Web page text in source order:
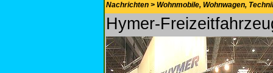
Nachrichten > Wohnmobile, Wohnwagen,
Hymer-